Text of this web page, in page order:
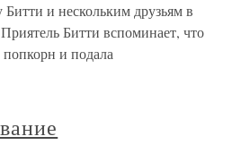
и нескольким друзьям в
Битти вспоминает, что
и подала